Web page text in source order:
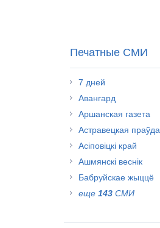
Печатные СМИ
7 дней
Авангард
Аршанская газета
Астравецкая праўда
Асіповіцкі край
Ашмянскі веснік
Бабруйскае жыццё
еще 143 СМИ